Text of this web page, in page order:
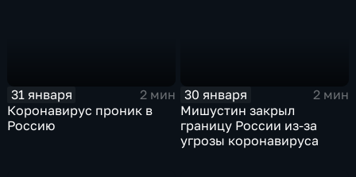
31 января
2 мин
Коронавирус проник в
Россию
30 января
2 мин
Мишустин закрыл
границу России из-за
угрозы коронавируса